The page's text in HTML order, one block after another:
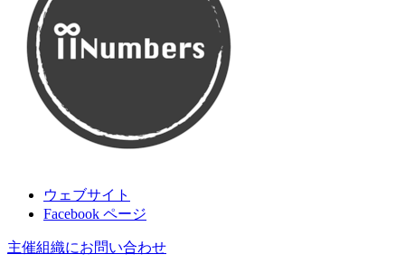
ウェブサイト
Facebook ページ
主催組織にお問い合わせ